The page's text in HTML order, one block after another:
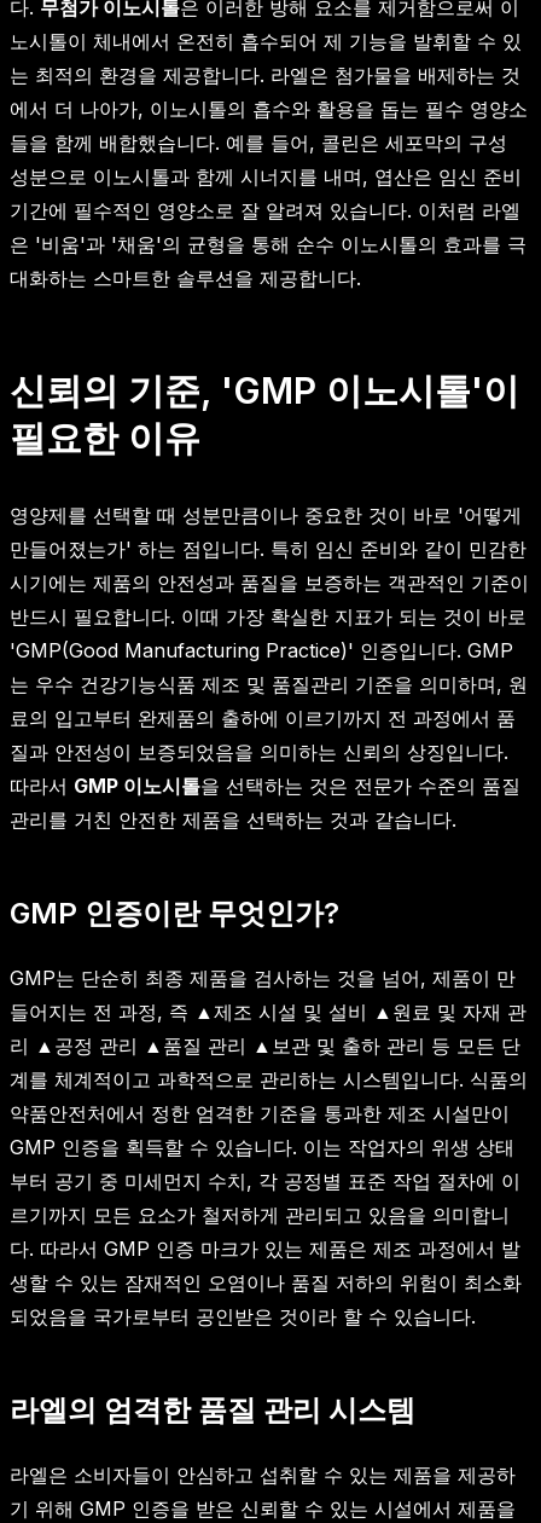
다. 무첨가 이노시톨은 이러한 방해 요소를 제거함으로써 이
노시톨이 체내에서 온전히 흡수되어 제 기능을 발휘할 수 있
는 최적의 환경을 제공합니다. 라엘은 첨가물을 배제하는 것
에서 더 나아가, 이노시톨의 흡수와 활용을 돕는 필수 영양소
들을 함께 배합했습니다. 예를 들어, 콜린은 세포막의 구성
성분으로 이노시톨과 함께 시너지를 내며, 엽산은 임신 준비
기간에 필수적인 영양소로 잘 알려져 있습니다. 이처럼 라엘
은 '비움'과 '채움'의 균형을 통해 순수 이노시톨의 효과를 극
대화하는 스마트한 솔루션을 제공합니다.
신뢰의 기준, 'GMP 이노시톨'이
필요한 이유
영양제를 선택할 때 성분만큼이나 중요한 것이 바로 '어떻게
만들어졌는가' 하는 점입니다. 특히 임신 준비와 같이 민감한
시기에는 제품의 안전성과 품질을 보증하는 객관적인 기준이
반드시 필요합니다. 이때 가장 확실한 지표가 되는 것이 바로
'GMP(Good Manufacturing Practice)' 인증입니다. GMP
는 우수 건강기능식품 제조 및 품질관리 기준을 의미하며, 원
료의 입고부터 완제품의 출하에 이르기까지 전 과정에서 품
질과 안전성이 보증되었음을 의미하는 신뢰의 상징입니다.
따라서 GMP 이노시톨을 선택하는 것은 전문가 수준의 품질
관리를 거친 안전한 제품을 선택하는 것과 같습니다.
GMP 인증이란 무엇인가?
GMP는 단순히 최종 제품을 검사하는 것을 넘어, 제품이 만
들어지는 전 과정, 즉 ▲제조 시설 및 설비 ▲원료 및 자재 관
리 ▲공정 관리 ▲품질 관리 ▲보관 및 출하 관리 등 모든 단
계를 체계적이고 과학적으로 관리하는 시스템입니다. 식품의
약품안전처에서 정한 엄격한 기준을 통과한 제조 시설만이
GMP 인증을 획득할 수 있습니다. 이는 작업자의 위생 상태
부터 공기 중 미세먼지 수치, 각 공정별 표준 작업 절차에 이
르기까지 모든 요소가 철저하게 관리되고 있음을 의미합니
다. 따라서 GMP 인증 마크가 있는 제품은 제조 과정에서 발
생할 수 있는 잠재적인 오염이나 품질 저하의 위험이 최소화
되었음을 국가로부터 공인받은 것이라 할 수 있습니다.
라엘의 엄격한 품질 관리 시스템
라엘은 소비자들이 안심하고 섭취할 수 있는 제품을 제공하
기 위해 GMP 인증을 받은 신뢰할 수 있는 시설에서 제품을